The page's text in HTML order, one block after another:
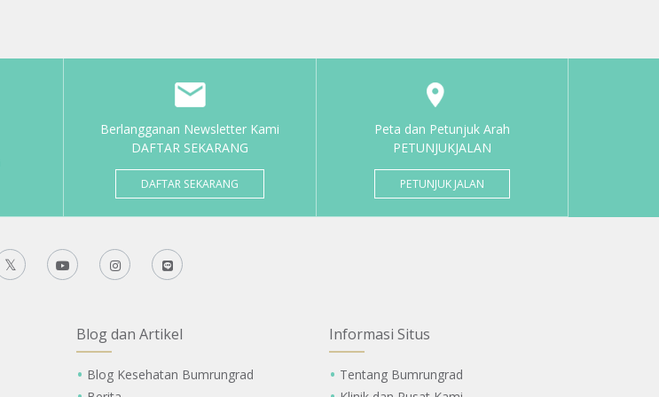
Berlangganan Newsletter Kami
DAFTAR SEKARANG
DAFTAR SEKARANG
Peta dan Petunjuk Arah
PETUNJUKJALAN
PETUNJUK JALAN
Blog dan Artikel
Blog Kesehatan Bumrungrad
Informasi Situs
Tentang Bumrungrad